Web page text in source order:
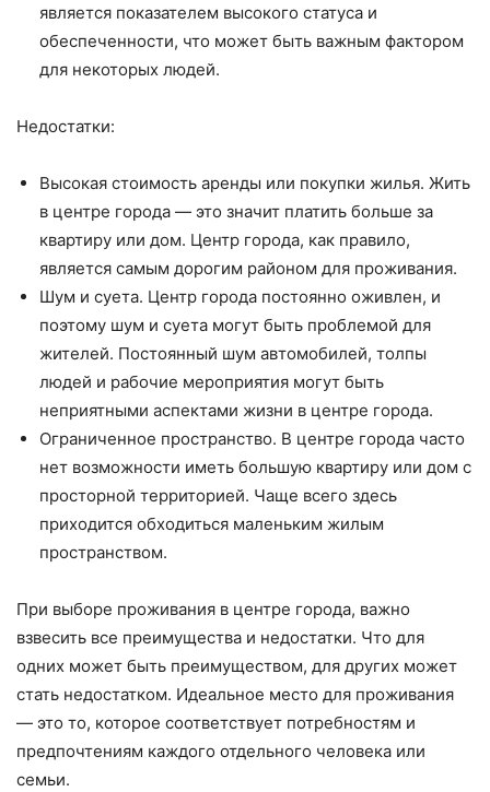
является показателем высокого статуса и
обеспеченности, что может быть важным фактором
для некоторых людей.
Недостатки:
Высокая стоимость аренды или покупки жилья. Жить
в центре города — это значит платить больше за
квартиру или дом. Центр города, как правило,
является самым дорогим районом для проживания.
Шум и суета. Центр города постоянно оживлен, и
поэтому шум и суета могут быть проблемой для
жителей. Постоянный шум автомобилей, толпы
людей и рабочие мероприятия могут быть
неприятными аспектами жизни в центре города.
Ограниченное пространство. В центре города часто
нет возможности иметь большую квартиру или дом с
просторной территорией. Чаще всего здесь
приходится обходиться маленьким жилым
пространством.
При выборе проживания в центре города, важно
взвесить все преимущества и недостатки. Что для
одних может быть преимуществом, для других может
стать недостатком. Идеальное место для проживания
— это то, которое соответствует потребностям и
предпочтениям каждого отдельного человека или
семьи.